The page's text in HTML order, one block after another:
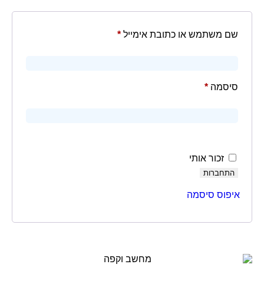
שם משתמש או כתובת אימייל *
סיסמה *
זכור אותי
התחברות
איפוס סיסמה